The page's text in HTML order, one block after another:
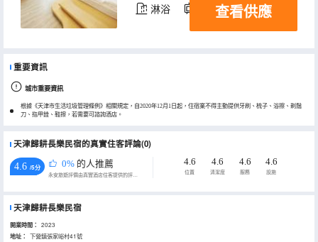
淋浴 電視機
查看供應
重要資訊
城市重要資訊
根據《天津市生活垃圾管理條例》相關規定，自2020年12月1日起，住宿業不得主動提供牙刷、梳子、浴擦、剃鬚
刀、指甲銼、鞋擦，若需要可諮詢酒店。
天津歸耕長樂民宿的真實住客評論(0)
4.6 /5分 0% 的人推薦
永安旅遊評價由真實酒店住客提供的評價。
4.6
位置
4.6
清潔度
4.6
服務
4.6
設施
天津歸耕長樂民宿
開業時間： 2023
地址：
下營鎮張家峪村41號